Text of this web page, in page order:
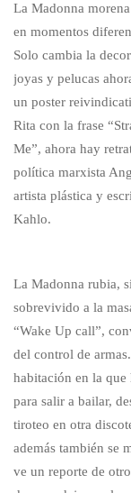
La Madonna
en momentos
Solo cambia la
joyas y pelucas
un poster
Rita con la frase
Me”, ahora hay
política marxista
artista plástica y
Kahlo.
La Madonna rubia,
sobrevivido a la
“Wake Up call”,
del control de
habitación en la que
para salir a bailar,
tiroteo en otra
además también se
ve un reporte de